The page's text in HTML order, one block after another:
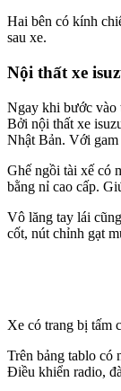
Hai bên có kính
sau xe.
Nội thất xe
Ngay khi bước vào
Bởi nội thất xe
Nhật Bản. Với gam
Ghế ngồi tài xế có
bằng nỉ cao cấp.
Vô lăng tay lái
cốt, nút chỉnh gạt
Xe có trang bị tấm
Trên bảng tablo có
Điều khiển radio,